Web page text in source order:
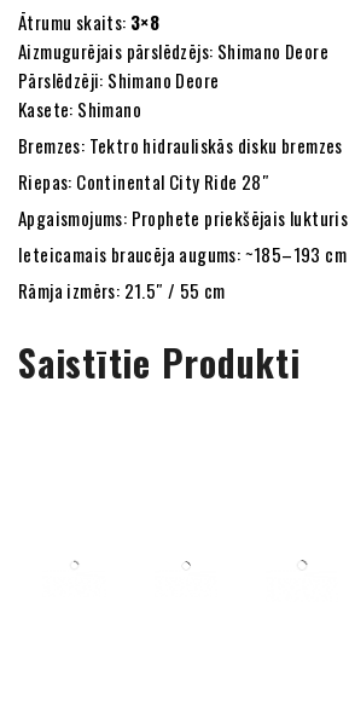
Ātrumu skaits: 3×8
Aizmugurējais pārslēdzējs: Shimano Deore
Pārslēdzēji: Shimano Deore
Kasete: Shimano
Bremzes: Tektro hidrauliskās disku bremzes
Riepas: Continental City Ride 28″
Apgaismojums: Prophete priekšējais lukturis
Ieteicamais braucēja augums: ~185–193 cm
Rāmja izmērs: 21.5″ / 55 cm
Saistītie Produkti